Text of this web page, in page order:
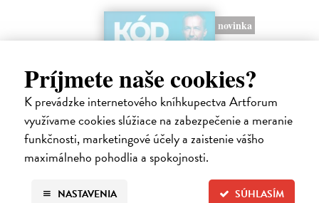
Príjmete naše cookies?
K prevádzke internetového kníhkupectva Artforum
využívame cookies slúžiace na zabezpečenie a meranie
funkčnosti, marketingové účely a zaistenie vášho
maximálneho pohodlia a spokojnosti.
SÚHLASÍM
NASTAVENIA
novinka
Kód zad
Novotný Michal | Kniha
Co dělat, když vás bolí záda? Cvičit?
Do 3 dní